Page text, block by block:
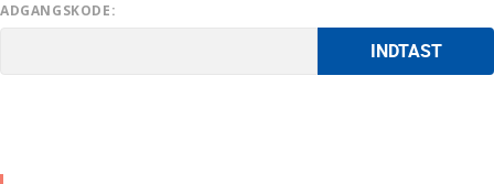
ADGANGSKODE: